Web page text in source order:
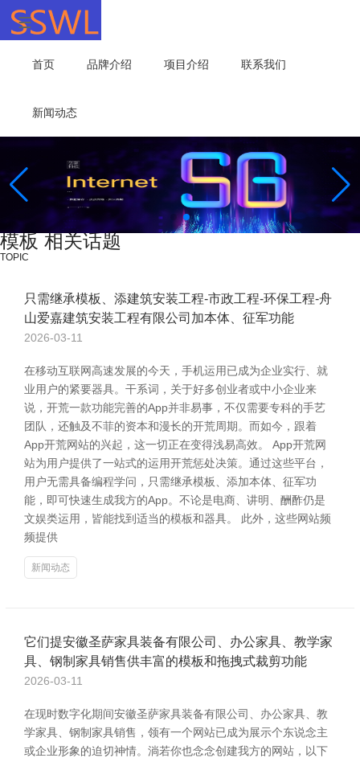
首页 品牌介绍 项目介绍 联系我们
新闻动态
模板 相关话题
TOPIC
只需继承模板、添建筑安装工程-市政工程-环保工程-舟
山爱嘉建筑安装工程有限公司加本体、征军功能
2026-03-11
在移动互联网高速发展的今天，手机运用已成为企业实行、就
业用户的紧要器具。干系词，关于好多创业者或中小企业来
说，开荒一款功能完善的App并非易事，不仅需要专科的手艺
团队，还触及不菲的资本和漫长的开荒周期。而如今，跟着
App开荒网站的兴起，这一切正在变得浅易高效。 App开荒网
站为用户提供了一站式的运用开荒惩处决策。通过这些平台，
用户无需具备编程学问，只需继承模板、添加本体、征军功
能，即可快速生成我方的App。不论是电商、讲明、酬酢仍是
文娱类运用，皆能找到适当的模板和器具。 此外，这些网站频
频提供
新闻动态
它们提安徽圣萨家具装备有限公司、办公家具、教学家
具、钢制家具销售供丰富的模板和拖拽式裁剪功能
2026-03-11
在现时数字化期间安徽圣萨家具装备有限公司、办公家具、教
学家具、钢制家具销售，领有一个网站已成为展示个东说念主
或企业形象的迫切神情。淌若你也念念创建我方的网站，以下